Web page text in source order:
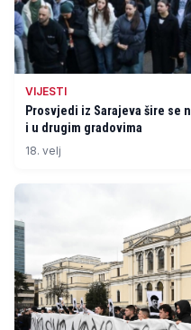
VIJESTI
Prosvjedi iz Sarajeva šire se
i u drugim gradovima
18. velj